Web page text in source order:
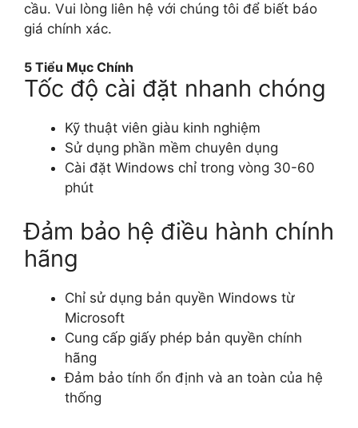
cầu. Vui lòng liên hệ với chúng tôi để biết báo
giá chính xác.
5 Tiểu Mục Chính
Tốc độ cài đặt nhanh chóng
Kỹ thuật viên giàu kinh nghiệm
Sử dụng phần mềm chuyên dụng
Cài đặt Windows chỉ trong vòng 30-60
phút
Đảm bảo hệ điều hành chính
hãng
Chỉ sử dụng bản quyền Windows từ
Microsoft
Cung cấp giấy phép bản quyền chính
hãng
Đảm bảo tính ổn định và an toàn của hệ
thống